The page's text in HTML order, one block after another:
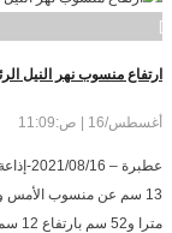
]
ارتفاع منسوب نهر النيل
أغسطس/16 | ص:11:09
مترا و52 سم بارتفاع 12 سم عن منسوب الامس وانخفاض 10 سم ...